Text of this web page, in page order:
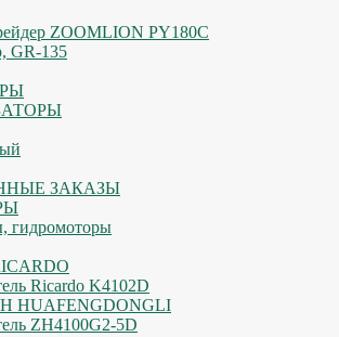
ZOOMLION PY180C
GR-135
ЗАКАЗЫ
гидромоторы
Ricardo K4102D
HUAFENGDONGLI
ZH4100G2-5D